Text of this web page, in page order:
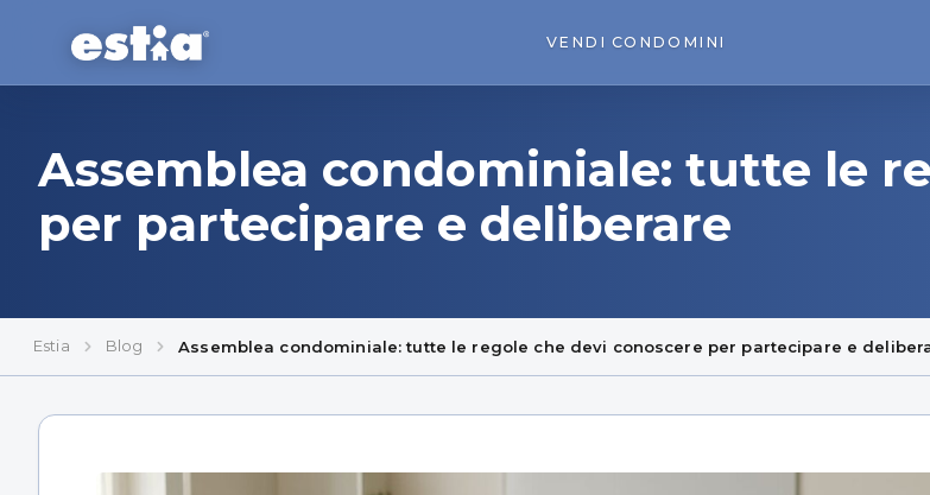
VENDI CONDOMINI
Assemblea condominiale: tutte le
per partecipare e deliberare
Estia Blog Assemblea condominiale: tutte le regole che devi conoscere per partecipare e